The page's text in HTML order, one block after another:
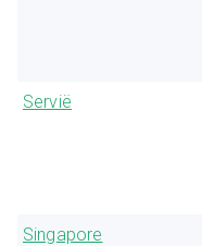
Servië
Singapore